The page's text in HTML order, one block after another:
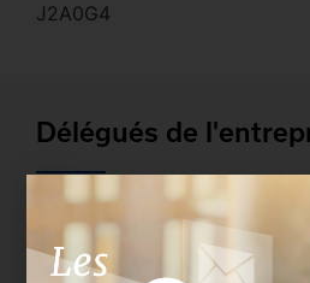
J2A0G4
Délégués de
Les entreprises membres
version plus détaillée du
sécurisé.Connectez-vous